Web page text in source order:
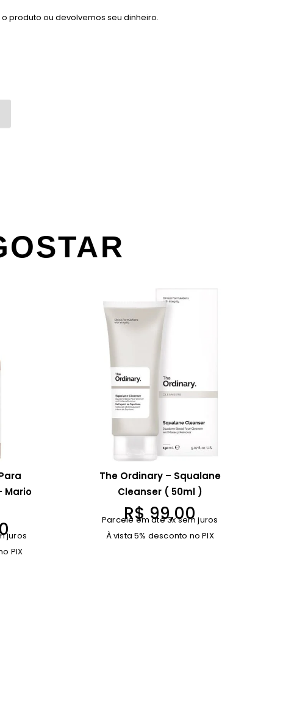
produto ou devolvemos seu dinheiro.
Mario
juros
PIX
The Ordinary – Squalane
Cleanser ( 50ml )
R$99,00
Parcele em até 3x sem juros
À vista 5% desconto no PIX